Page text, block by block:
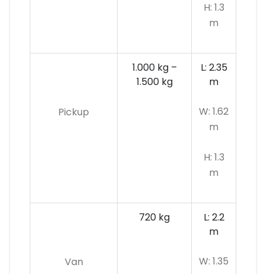
H: 1.3
m
Pickup
1.000 kg –
1.500 kg
L: 2.35
m
W: 1.62
m
H: 1.3
m
Van
720 kg
L: 2.2
m
W: 1.35